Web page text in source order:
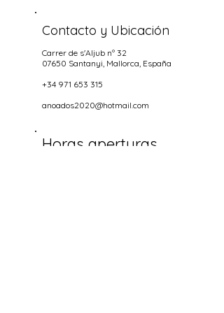
Contacto y Ubicación
Carrer de s'Aljub nº 32
07650 Santanyi, Mallorca, España
+34 971 653 315
anoados2020@hotmail.com
Horas aperturas